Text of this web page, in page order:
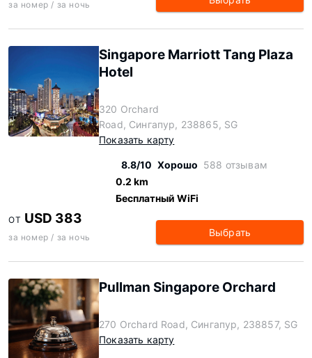
за номер / за ночь
Singapore Marriott Tang Plaza
Hotel
320 Orchard
Road, Сингапур, 238865, SG
Показать карту
8.8/10 Хорошо 588 отзывам
0.2 km
Бесплатный WiFi
ОТ USD 383
за номер / за ночь Выбрать
Pullman Singapore Orchard
270 Orchard Road, Сингапур, 238857, SG
Показать карту